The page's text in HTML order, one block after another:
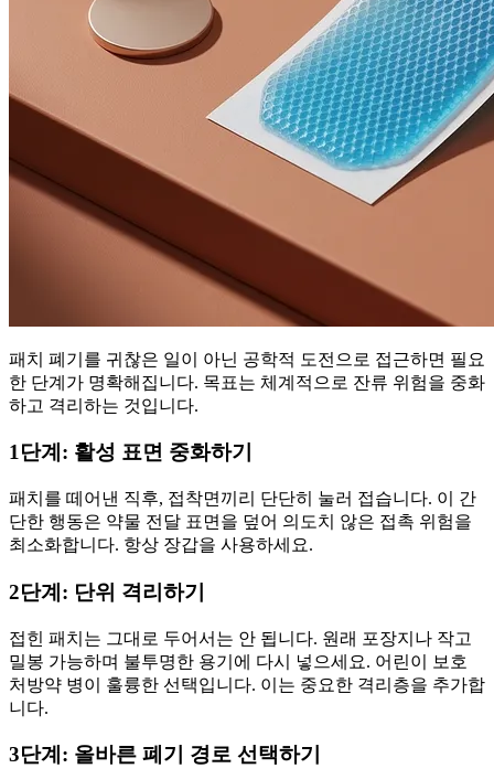
패치 폐기를 귀찮은 일이 아닌 공학적 도전으로 접근하면 필요
한 단계가 명확해집니다. 목표는 체계적으로 잔류 위험을 중화
하고 격리하는 것입니다.
1단계: 활성 표면 중화하기
패치를 떼어낸 직후, 접착면끼리 단단히 눌러 접습니다. 이 간
단한 행동은 약물 전달 표면을 덮어 의도치 않은 접촉 위험을
최소화합니다. 항상 장갑을 사용하세요.
2단계: 단위 격리하기
접힌 패치는 그대로 두어서는 안 됩니다. 원래 포장지나 작고
밀봉 가능하며 불투명한 용기에 다시 넣으세요. 어린이 보호
처방약 병이 훌륭한 선택입니다. 이는 중요한 격리층을 추가합
니다.
3단계: 올바른 폐기 경로 선택하기